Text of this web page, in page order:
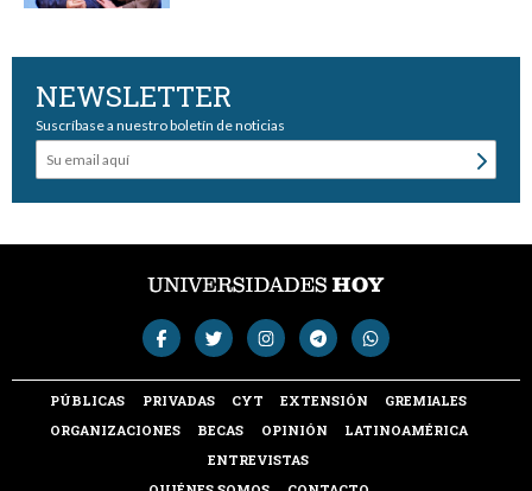
NEWSLETTER
Suscríbase a nuestro boletín de noticias
PÚBLICAS PRIVADAS CYT EXTENSIÓN
GREMIALES
ORGANIZACIONES
BECAS OPINIÓN
LATINOAMÉRICA
ENTREVISTAS